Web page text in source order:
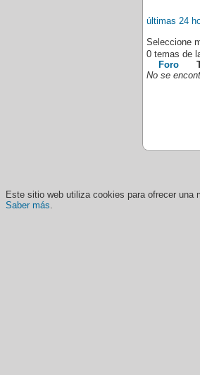
últimas 24
Seleccione
0 temas de
Foro
No se
Este sitio web utiliza cookies para ofrecer una
Saber más.